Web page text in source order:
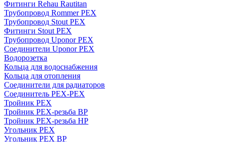
Фитинги Rehau Rautitan
Трубопровод Rommer PEX
Трубопровод Stout PEX
Фитинги Stout PEX
Трубопровод Uponor PEX
Соединители Uponor PEX
Водорозетка
Кольца для водоснабжения
Кольца для отопления
Соединители для радиаторов
Соединитель PEX-PEX
Тройник PEX
Тройник PEX-резьба ВР
Тройник PEX-резьба НР
Угольник PEX
Угольник PEX ВР